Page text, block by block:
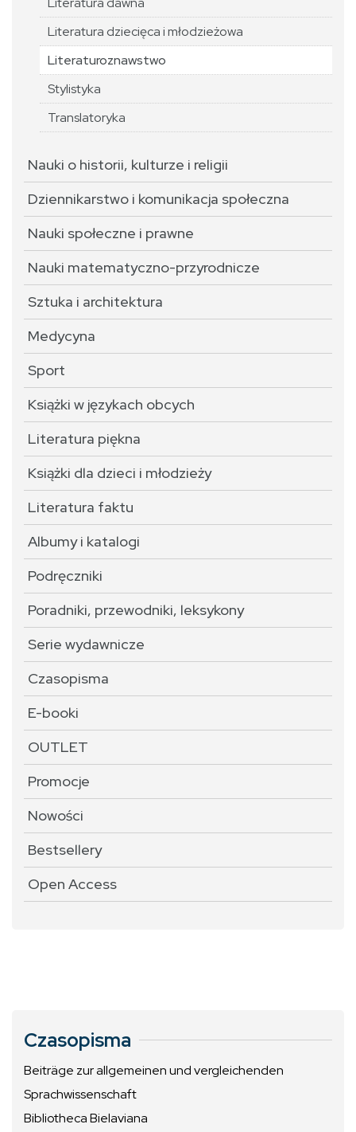
Literatura dziecięca i młodzieżowa
Literaturoznawstwo
Stylistyka
Translatoryka
Nauki o historii, kulturze i religii
Dziennikarstwo i komunikacja społeczna
Nauki społeczne i prawne
Nauki matematyczno-przyrodnicze
Sztuka i architektura
Medycyna
Sport
Książki w językach obcych
Literatura piękna
Książki dla dzieci i młodzieży
Literatura faktu
Albumy i katalogi
Podręczniki
Poradniki, przewodniki, leksykony
Serie wydawnicze
Czasopisma
E-booki
OUTLET
Promocje
Nowości
Bestsellery
Open Access
Czasopisma
Beiträge zur allgemeinen und vergleichenden
Sprachwissenschaft
Bibliotheca Bielaviana